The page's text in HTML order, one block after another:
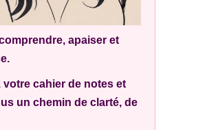
apaiser et
cahier de notes et
un chemin de clarté, de